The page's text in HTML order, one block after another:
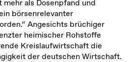
als Dosenpfand und
börsenrelevanter
Angesichts brüchiger
heimischer Rohstoffe
Kreislaufwirtschaft die
der deutschen Wirtschaft.